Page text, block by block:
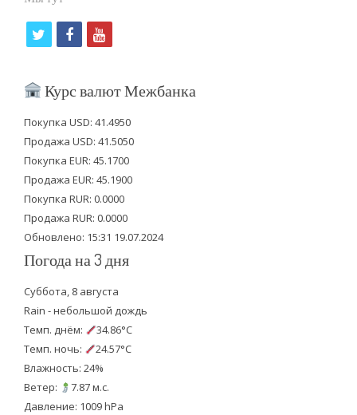
i
t
e
r
f
c
b
o
o
k
y
u
u
b
e
Курс валют Межбанка
Покупка USD: 41.4950
Продажа USD: 41.5050
Покупка EUR: 45.1700
Продажа EUR: 45.1900
Покупка RUR: 0.0000
Продажа RUR: 0.0000
Обновлено: 15:31 19.07.2024
Погода на 3 дня
Суббота, 8 августа
Rain - небольшой дождь
Темп. днём:
34.86°C
Темп. ночь:
24.57°C
Влажность: 24%
Ветер:
7.87 м.с.
Давление: 1009 hPa